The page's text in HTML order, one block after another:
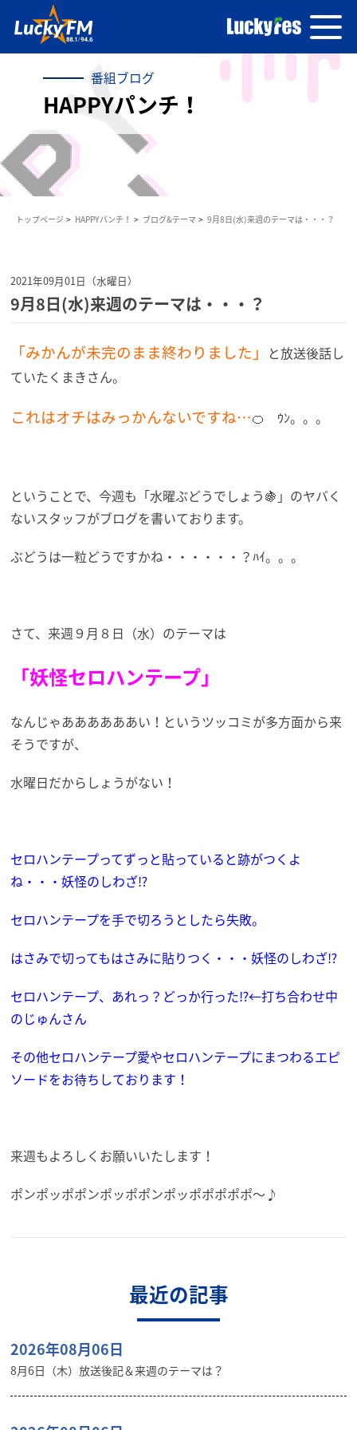
番組ブログ
HAPPYパンチ！
トップページ HAPPYパンチ！ ブログ&テーマ 9月8日(水)来週のテーマは・・・？
2021年09月01日（水曜日）
9月8日(水)来週のテーマは・・・？
「みかんが未完のまま終わりました」
と放送後話し
ていたくまきさん。
これはオチはみっかんないですね…🍊 ｳﾝ。。。
ということで、今週も「水曜ぶどうでしょう🍇」のヤバく
ないスタッフがブログを書いております。
ぶどうは一粒どうですかね・・・・・・？ﾊｲ。。。
さて、来週９月８日（水）のテーマは
「妖怪セロハンテープ」
なんじゃああああああい！というツッコミが多方面から来
そうですが、
水曜日だからしょうがない！
セロハンテープってずっと貼っていると跡がつくよ
ね・・・妖怪のしわざ⁉
セロハンテープを手で切ろうとしたら失敗。
はさみで切ってもはさみに貼りつく・・・妖怪のしわざ⁉
セロハンテープ、あれっ？どっか行った⁉←打ち合わせ中
のじゅんさん
その他セロハンテープ愛やセロハンテープにまつわるエピ
ソードをお待ちしております！
来週もよろしくお願いいたします！
ポンポッポポンポッポポンポッポポポポポ～♪
最近の記事
2026年08月06日
8月6日（木）放送後記＆来週のテーマは？